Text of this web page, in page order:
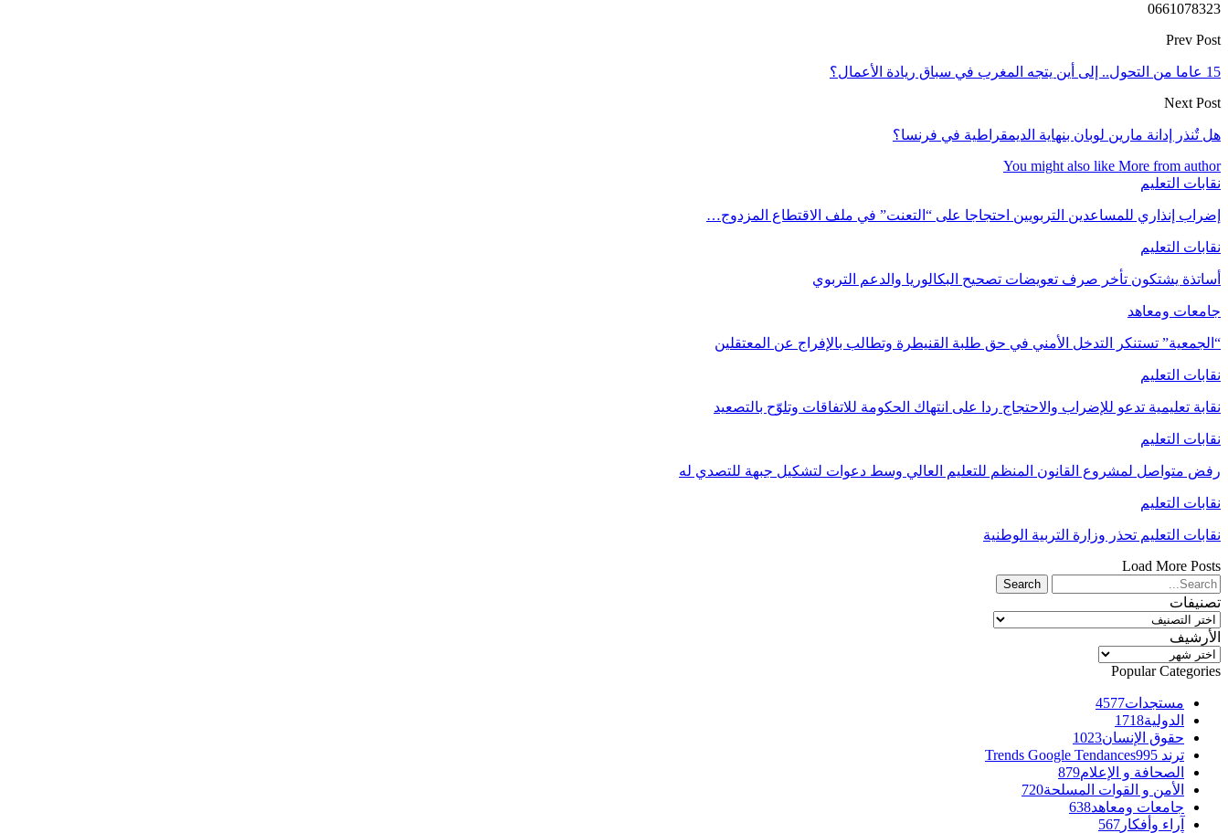
0661078323
Prev Post
15 عاما من التحول.. إلى أين يتجه المغرب في سباق ريادة الأعمال؟
Next Post
هل تٌنذر إدانة مارين لوبان بنهاية الديمقراطية في فرنسا؟
You might also like More from author
نقابات التعليم
إضراب إنذاري للمساعدين التربويين احتجاجا على “التعنت” في ملف الاقتطاع المزدوج…
نقابات التعليم
أساتذة يشتكون تأخر صرف تعويضات تصحيح البكالوريا والدعم التربوي
جامعات ومعاهد
“الجمعية” تستنكر التدخل الأمني في حق طلبة القنيطرة وتطالب بالإفراج عن المعتقلين
نقابات التعليم
نقابة تعليمية تدعو للإضراب والاحتجاج ردا على انتهاك الحكومة للاتفاقات وتلوّح بالتصعيد
نقابات التعليم
رفض متواصل لمشروع القانون المنظم للتعليم العالي وسط دعوات لتشكيل جبهة للتصدي له
نقابات التعليم
نقابات التعليم تحذر وزارة التربية الوطنية
Load More Posts
تصنيفات
تصنيفات
الأرشيف
الأرشيف
Popular Categories
مستجدات4577
الدولية1718
حقوق الإنسان1023
ترند Trends Google Tendances 995
الصحافة و الإعلام879
الأمن و القوات المسلحة720
جامعات ومعاهد638
آراء وأفكار 567